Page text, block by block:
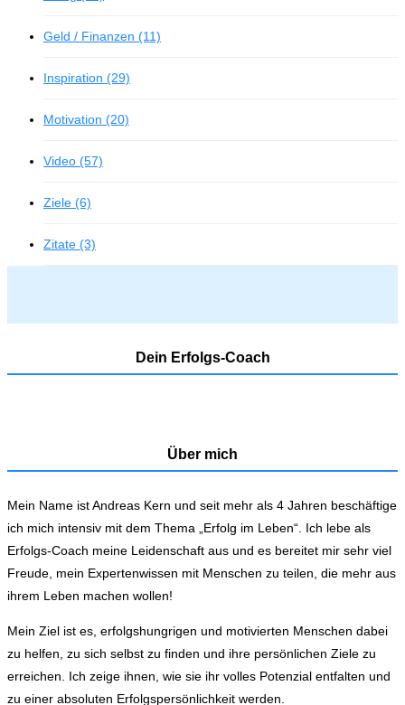
Geld / Finanzen (11)
Inspiration (29)
Motivation (20)
Video (57)
Ziele (6)
Zitate (3)
Dein Erfolgs-Coach
Über mich
Mein Name ist Andreas Kern und seit mehr als 4 Jahren beschäftige
ich mich intensiv mit dem Thema „Erfolg im Leben“. Ich lebe als
Erfolgs-Coach meine Leidenschaft aus und es bereitet mir sehr viel
Freude, mein Expertenwissen mit Menschen zu teilen, die mehr aus
ihrem Leben machen wollen!
Mein Ziel ist es, erfolgshungrigen und motivierten Menschen dabei
zu helfen, zu sich selbst zu finden und ihre persönlichen Ziele zu
erreichen. Ich zeige ihnen, wie sie ihr volles Potenzial entfalten und
zu einer absoluten Erfolgspersönlichkeit werden.